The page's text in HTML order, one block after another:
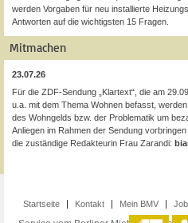
werden Vorgaben für neu installierte
Antworten auf die wichtigsten 15 Fragen.
Mitmachen
23.07.26
Für die ZDF-Sendung „Klartext“, die am
u.a. mit dem Thema Wohnen befasst,
des Wohngelds bzw. der Problematik um
Anliegen im Rahmen der Sendung
die zuständige Redakteurin Frau Zarandi:
Startseite Kontakt Mein BMV